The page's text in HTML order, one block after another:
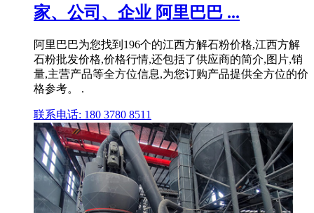
家、公司、企业 阿里巴巴 ...
阿里巴巴为您找到196个的江西方解石粉价格,江西方解
石粉批发价格,价格行情,还包括了供应商的简介,图片,销
量,主营产品等全方位信息,为您订购产品提供全方位的价
格参考。 .
联系电话: 180 3780 8511